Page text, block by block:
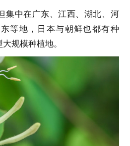
集中在广东、江西、湖北、河
等地，日本与朝鲜也都有种
规模种植地。